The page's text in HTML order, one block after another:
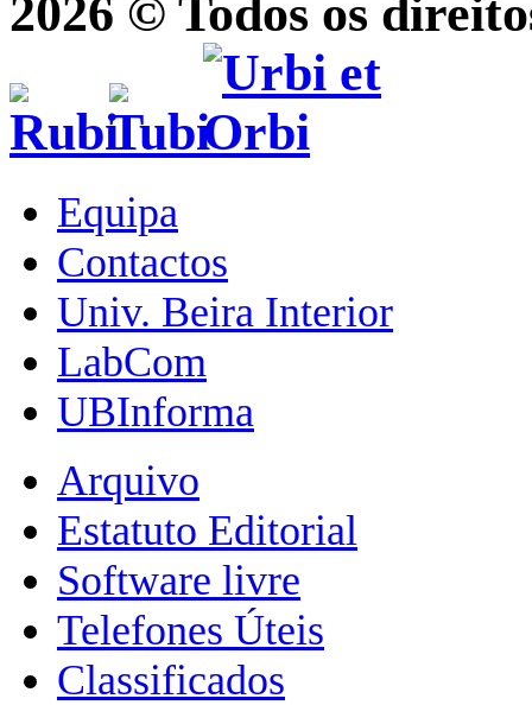
2026 © Todos os
Equipa
Contactos
Univ. Beira Interior
LabCom
UBInforma
Arquivo
Estatuto Editorial
Software livre
Telefones Úteis
Classificados